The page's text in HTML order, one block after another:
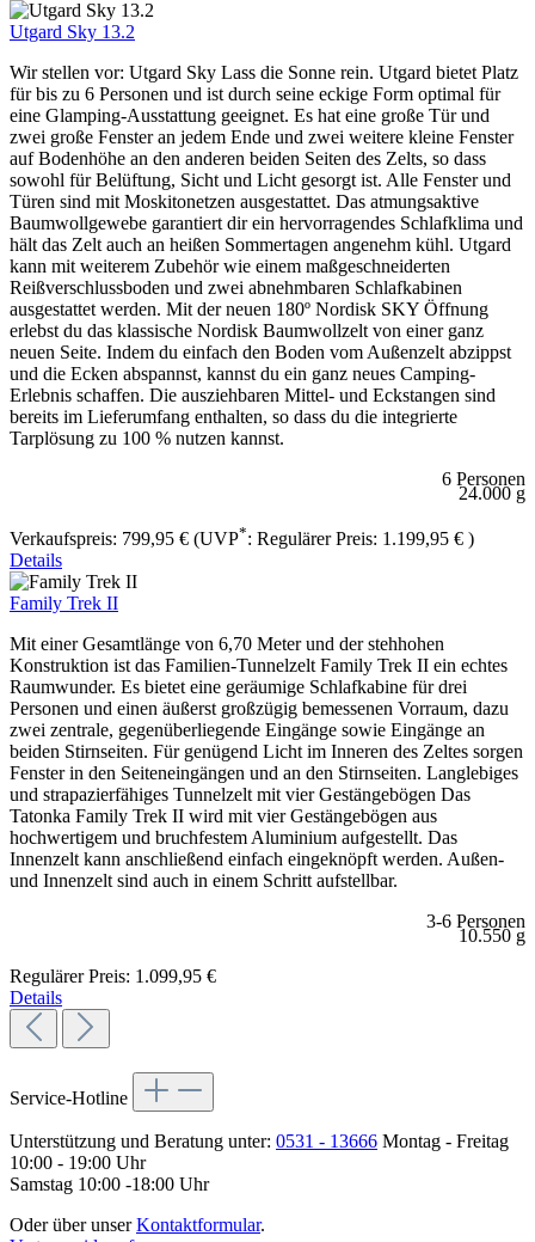
Utgard Sky 13.2
Wir stellen vor: Utgard Sky Lass die Sonne rein. Utgard bietet Platz
für bis zu 6 Personen und ist durch seine eckige Form optimal für
eine Glamping-Ausstattung geeignet. Es hat eine große Tür und
zwei große Fenster an jedem Ende und zwei weitere kleine Fenster
auf Bodenhöhe an den anderen beiden Seiten des Zelts, so dass
sowohl für Belüftung, Sicht und Licht gesorgt ist. Alle Fenster und
Türen sind mit Moskitonetzen ausgestattet. Das atmungsaktive
Baumwollgewebe garantiert dir ein hervorragendes Schlafklima und
hält das Zelt auch an heißen Sommertagen angenehm kühl. Utgard
kann mit weiterem Zubehör wie einem maßgeschneiderten
Reißverschlussboden und zwei abnehmbaren Schlafkabinen
ausgestattet werden. Mit der neuen 180º Nordisk SKY Öffnung
erlebst du das klassische Nordisk Baumwollzelt von einer ganz
neuen Seite. Indem du einfach den Boden vom Außenzelt abzippst
und die Ecken abspannst, kannst du ein ganz neues Camping-
Erlebnis schaffen. Die ausziehbaren Mittel- und Eckstangen sind
bereits im Lieferumfang enthalten, so dass du die integrierte
Tarplösung zu 100 % nutzen kannst.
6 Personen
24.000 g
Verkaufspreis: 799,95 € (UVP*: Regulärer Preis: 1.199,95 € )
Details
Family Trek II
Mit einer Gesamtlänge von 6,70 Meter und der stehhohen
Konstruktion ist das Familien-Tunnelzelt Family Trek II ein echtes
Raumwunder. Es bietet eine geräumige Schlafkabine für drei
Personen und einen äußerst großzügig bemessenen Vorraum, dazu
zwei zentrale, gegenüberliegende Eingänge sowie Eingänge an
beiden Stirnseiten. Für genügend Licht im Inneren des Zeltes sorgen
Fenster in den Seiteneingängen und an den Stirnseiten. Langlebiges
und strapazierfähiges Tunnelzelt mit vier Gestängebögen Das
Tatonka Family Trek II wird mit vier Gestängebögen aus
hochwertigem und bruchfestem Aluminium aufgestellt. Das
Innenzelt kann anschließend einfach eingeknöpft werden. Außen-
und Innenzelt sind auch in einem Schritt aufstellbar.
3-6 Personen
10.550 g
Regulärer Preis: 1.099,95 €
Details
Service-Hotline
Unterstützung und Beratung unter: 0531 - 13666 Montag - Freitag
10:00 - 19:00 Uhr
Samstag 10:00 -18:00 Uhr
Oder über unserKontaktformular.